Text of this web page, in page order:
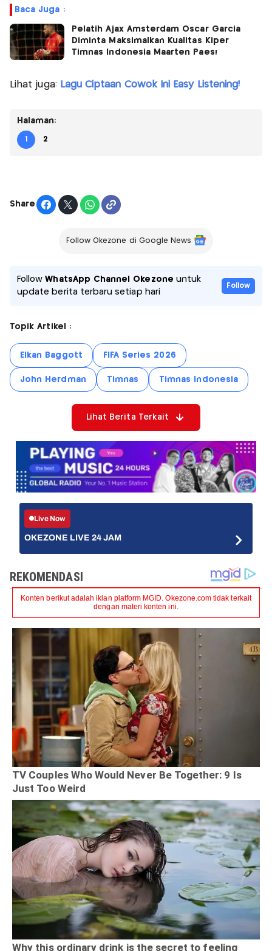
Baca Juga :
Pelatih Ajax Amsterdam Oscar Garcia
Diminta Maksimalkan Kualitas Kiper
Timnas Indonesia Maarten Paes!
Lihat juga: Lagu Ciptaan Cowok Ini Easy Listening!
Halaman:
1 2
Share
Follow Okezone di Google News
FollowWhatsApp Channel Okezone untuk
update berita terbaru setiap hari
Follow
Topik Artikel :
Elkan Baggott FIFA Series 2026
John Herdman Timnas Timnas Indonesia
Lihat Berita Terkait
Live Now
OKEZONE LIVE 24 JAM